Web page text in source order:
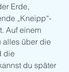
Erde,
„Kneipp“-
Auf einem
alles über die
die
du später